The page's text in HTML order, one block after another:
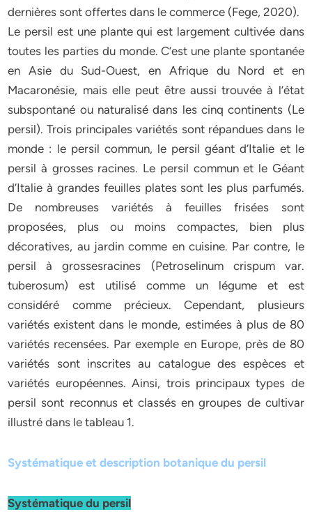
dernières sont offertes dans le commerce (Fege, 2020).
Le persil est une plante qui est largement cultivée dans
toutes les parties du monde. C’est une plante spontanée
en Asie du Sud-Ouest, en Afrique du Nord et en
Macaronésie, mais elle peut être aussi trouvée à l’état
subspontané ou naturalisé dans les cinq continents (Le
persil). Trois principales variétés sont répandues dans le
monde : le persil commun, le persil géant d’Italie et le
persil à grosses racines. Le persil commun et le Géant
d’Italie à grandes feuilles plates sont les plus parfumés.
De nombreuses variétés à feuilles frisées sont
proposées, plus ou moins compactes, bien plus
décoratives, au jardin comme en cuisine. Par contre, le
persil à grossesracines (Petroselinum crispum var.
tuberosum) est utilisé comme un légume et est
considéré comme précieux. Cependant, plusieurs
variétés existent dans le monde, estimées à plus de 80
variétés recensées. Par exemple en Europe, près de 80
variétés sont inscrites au catalogue des espèces et
variétés européennes. Ainsi, trois principaux types de
persil sont reconnus et classés en groupes de cultivar
illustré dans le tableau 1.
Systématique et description botanique du persil
Systématique du persil